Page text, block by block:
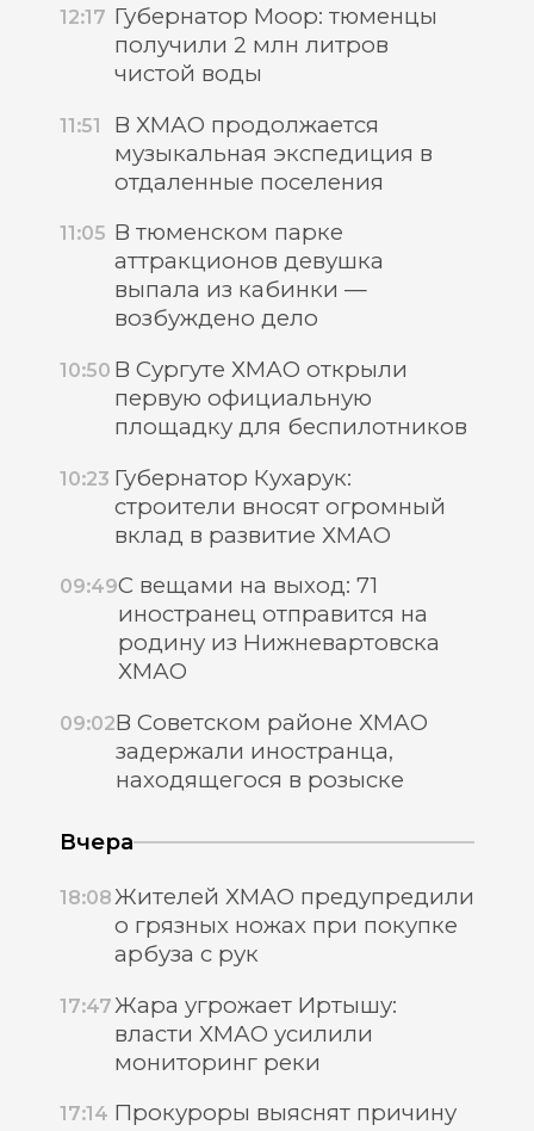
12:17 Губернатор Моор: тюменцы
получили 2 млн литров
чистой воды
11:51
В ХМАО продолжается
музыкальная экспедиция в
отдаленные поселения
11:05 В тюменском парке
аттракционов девушка
выпала из кабинки —
возбуждено дело
10:50 В Сургуте ХМАО открыли
первую официальную
площадку для беспилотников
10:23 Губернатор Кухарук:
строители вносят огромный
вклад в развитие ХМАО
09:49С вещами на выход: 71
иностранец отправится на
родину из Нижневартовска
ХМАО
09:02В Советском районе ХМАО
задержали иностранца,
находящегося в розыске
Вчера
18:08Жителей ХМАО предупредили
о грязных ножах при покупке
арбуза с рук
17:47 Жара угрожает Иртышу:
власти ХМАО усилили
мониторинг реки
17:14 Прокуроры выяснят причину